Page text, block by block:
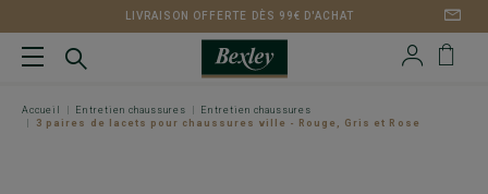
LIVRAISON OFFERTE DÈS 99€ D'ACHAT
Accueil Entretien chaussures
Entretien chaussures
3 paires de lacets pour chaussures ville - Rouge, Gris et Rose